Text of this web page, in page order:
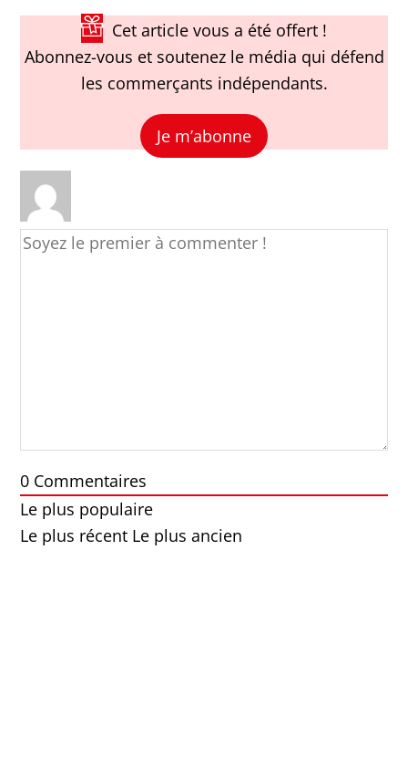
Cet article vous a été offert !
Abonnez-vous et soutenez le média qui défend
les commerçants indépendants.
Je m’abonne
0 Commentaires
Le plus populaire
Le plus récent Le plus ancien